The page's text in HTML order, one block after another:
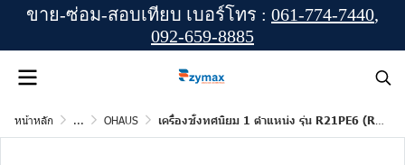
ขาย-ซ่อม-สอบเทียบ เบอร์โทร : 061-774-7440,
092-659-8885
หน้าหลัก ... OHAUS เครื่องชั่งทศนิยม 1 ตำแหน่ง รุ่น R21PE6 (RANGER 2000) ยี่ห้อ OHAUS